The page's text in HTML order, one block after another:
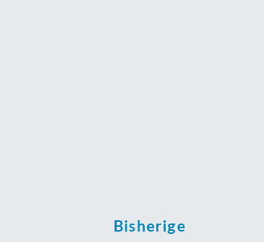
Bisherige